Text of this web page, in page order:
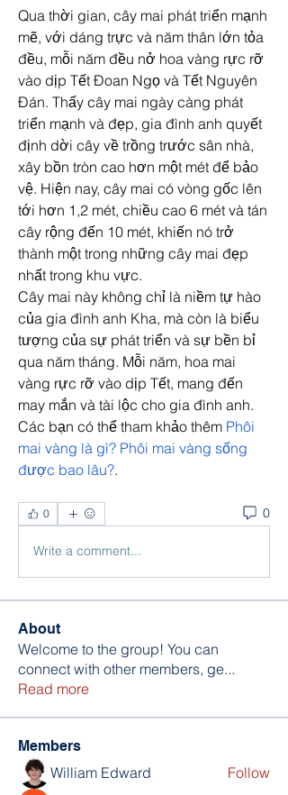
Qua thời gian, cây mai phát triển mạnh
mẽ, với dáng trực và năm thân lớn tỏa
đều, mỗi năm đều nở hoa vàng rực rỡ
vào dịp Tết Đoan Ngọ và Tết Nguyên
Đán. Thấy cây mai ngày càng phát
triển mạnh và đẹp, gia đình anh quyết
định dời cây về trồng trước sân nhà,
xây bồn tròn cao hơn một mét để bảo
vệ. Hiện nay, cây mai có vòng gốc lên
tới hơn 1,2 mét, chiều cao 6 mét và tán
cây rộng đến 10 mét, khiến nó trở
thành một trong những cây mai đẹp
nhất trong khu vực.
Cây mai này không chỉ là niềm tự hào
của gia đình anh Kha, mà còn là biểu
tượng của sự phát triển và sự bền bỉ
qua năm tháng. Mỗi năm, hoa mai
vàng rực rỡ vào dịp Tết, mang đến
may mắn và tài lộc cho gia đình anh.
Các bạn có thể tham khảo thêm Phôi
mai vàng là gì? Phôi mai vàng sống
được bao lâu?.
0 0
Write a comment...
About
Welcome to the group! You can
connect with other members, ge...
Read more
Members
William Edward Follow